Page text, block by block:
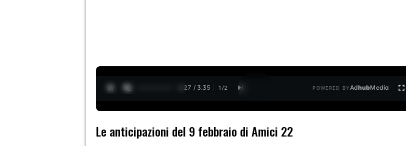
0:28 / 3:35 1 /2 POWERED BYAdhubMedia
Le anticipazioni del 9 febbraio di Amici 22